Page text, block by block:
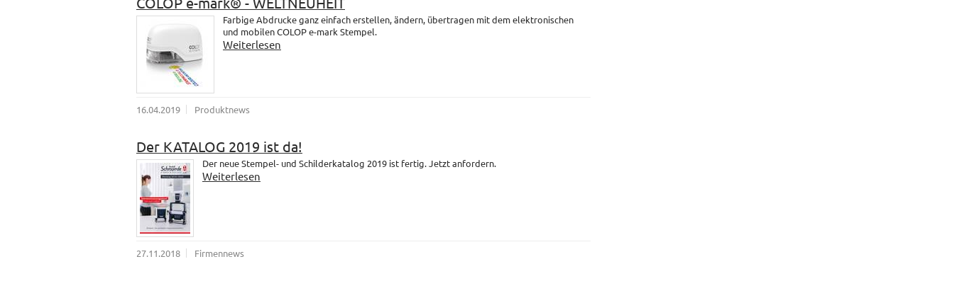
Farbige Abdrucke ganz einfach erstellen, ändern, übertragen mit dem elektronischen
und mobilen COLOP e-mark Stempel.
Weiterlesen
16.04.2019 Produktnews
Der KATALOG 2019 ist da!
Der neue Stempel- und Schilderkatalog 2019 ist fertig. Jetzt anfordern.
Weiterlesen
27.11.2018 Firmennews